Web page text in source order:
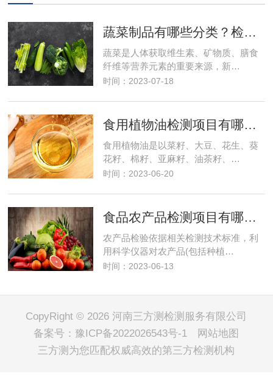
蔬菜制品有哪些分类？检测项目有哪些？食品检测
蔬菜是人体获取维生素、矿物质、膳食
纤维等营养元素的重要来源，新…
时间：2023-07-18
食用植物油检测项目有哪些？需要多少钱？
食用植物油是以菜籽、大豆、花生、葵
花籽、棉籽、亚麻籽、油茶籽、…
时间：2023-06-20
食品农产品检测项目有哪些及费用
农产品检验依据相关检测技术标准，利
用科学仪器对农产品(包括种植…
时间：2023-06-13
CopyRight © 2026 河南三方测检测服务有限公司
备案号： 豫ICP备2022026543号-1
网站地图
三方测 为您匹配权威高效的第三方检测机构